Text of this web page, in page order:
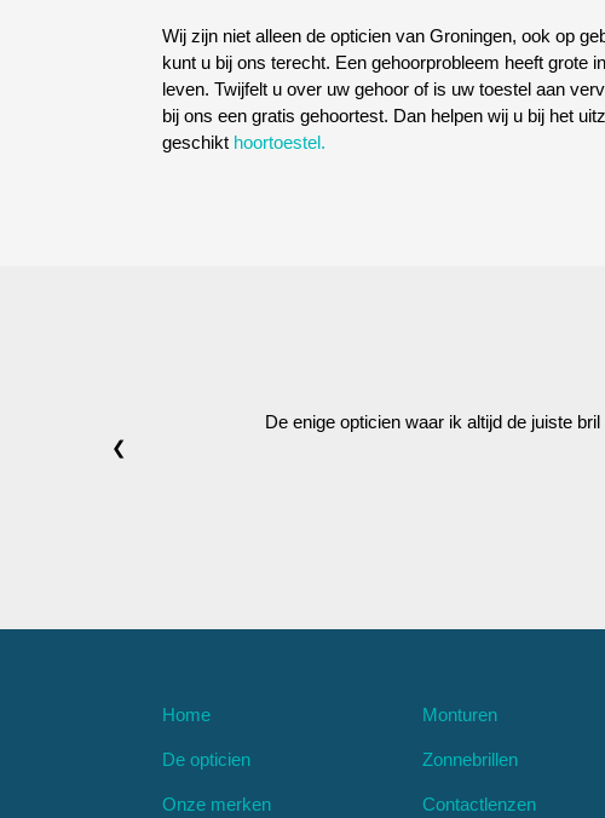
De enige opticien waar ik altijd de juiste
❮
Home
De opticien
Onze merken
Monturen
Zonnebrillen
Contactlenzen
Wij zijn niet alleen de opticien van Groningen, ook op
kunt u bij ons terecht. Een gehoorprobleem heeft grote
leven. Twijfelt u over uw gehoor of is uw toestel aan
bij ons een gratis gehoortest. Dan helpen wij u bij het
geschikt hoortoestel.